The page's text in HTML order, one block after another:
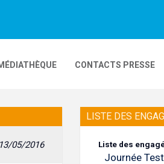
CONTACTS PRESSE
13/05/2016
LISTE DES
Liste des
Journée